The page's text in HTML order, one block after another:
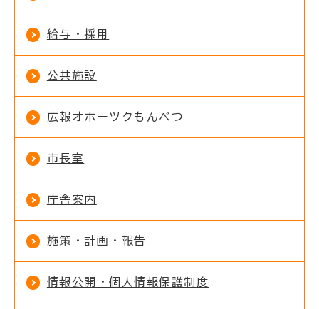
給与・採用
公共施設
広報オホーツクもんべつ
市長室
庁舎案内
施策・計画・報告
情報公開・個人情報保護制度